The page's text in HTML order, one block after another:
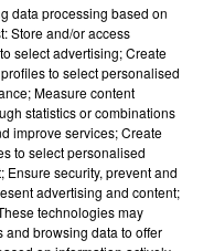
2018 à 0h00
data processing based on
Store and/or access
select advertising; Create
to select personalised
Measure content
statistics or combinations
improve services; Create
to select personalised
Ensure security, prevent and
advertising and content;
technologies may
and browsing data to offer